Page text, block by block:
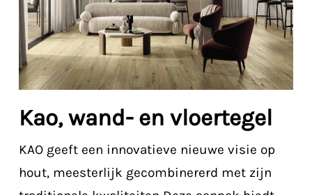
Kao, wand- en vloertegel
KAO geeft een innovatieve nieuwe visie op
hout, meesterlijk gecombinererd met zijn